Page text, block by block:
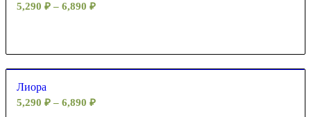
5,290 ₽ – 6,890 ₽
Лиора
5,290 ₽ – 6,890 ₽